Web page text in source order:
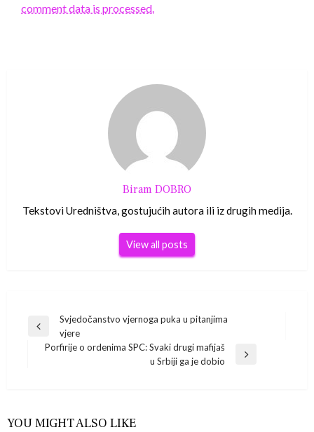
comment data is processed.
Biram DOBRO
Tekstovi Uredništva, gostujućih autora ili iz drugih medija.
View all posts
Navigacija
objava
Previous
Post
Svjedočanstvo vjernoga puka u pitanjima
vjere
Porfirije o ordenima SPC: Svaki drugi mafijaš
u Srbiji ga je dobio
YOU MIGHT ALSO LIKE